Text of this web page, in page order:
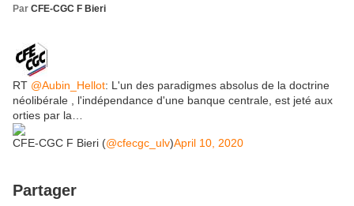
Par CFE-CGC F Bieri
RT @Aubin_Hellot: L'un des paradigmes absolus de la doctrine
néolibérale , l'indépendance d'une banque centrale, est jeté aux
orties par la…
CFE-CGC F Bieri (@cfecgc_ulv)April 10, 2020
Partager